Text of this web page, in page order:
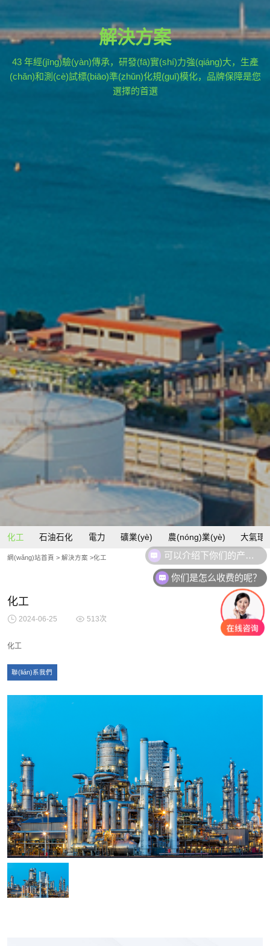
解決方案
43 年經(jīng)驗(yàn)傳承，研發(fā)實(shí)力強(qiáng)大，生產
(chǎn)和測(cè)試標(biāo)準(zhǔn)化規(guī)模化，品牌保障是您
選擇的首選
化工 石油石化 電力 礦業(yè) 農(nóng)業(yè) 大氣環
網(wǎng)站首頁 > 解決方案 >化工
化工
2024-06-25 513次
化工
聯(lián)系我們
你们是怎么收费的呢？